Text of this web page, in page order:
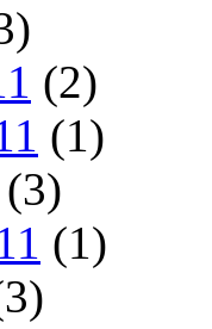
(2)
(1)
(3)
(1)